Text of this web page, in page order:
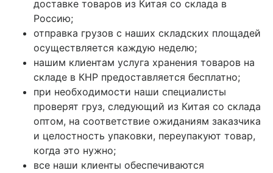
доставке товаров из Китая со склада в
Россию;
отправка грузов с наших складских площадей
осуществляется каждую неделю;
нашим клиентам услуга хранения товаров на
складе в КНР предоставляется бесплатно;
при необходимости наши специалисты
проверят груз, следующий из Китая со склада
оптом, на соответствие ожиданиям заказчика
и целостность упаковки, переупакуют товар,
когда это нужно;
все наши клиенты обеспечиваются